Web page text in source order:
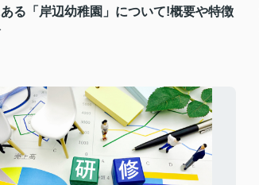
る「岸辺幼稚園」について!概要や特徴